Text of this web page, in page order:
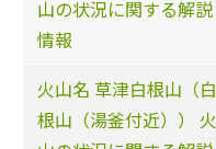
山の状況に関する解説
情報
火山名 草津白根山（白
根山（湯釜付近）） 火